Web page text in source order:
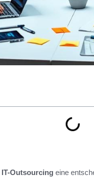
IT-Outsourcing eine